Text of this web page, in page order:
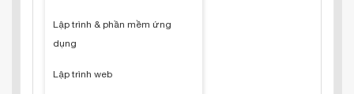
Lập trình & phần mềm ứng
dụng
Lập trình web